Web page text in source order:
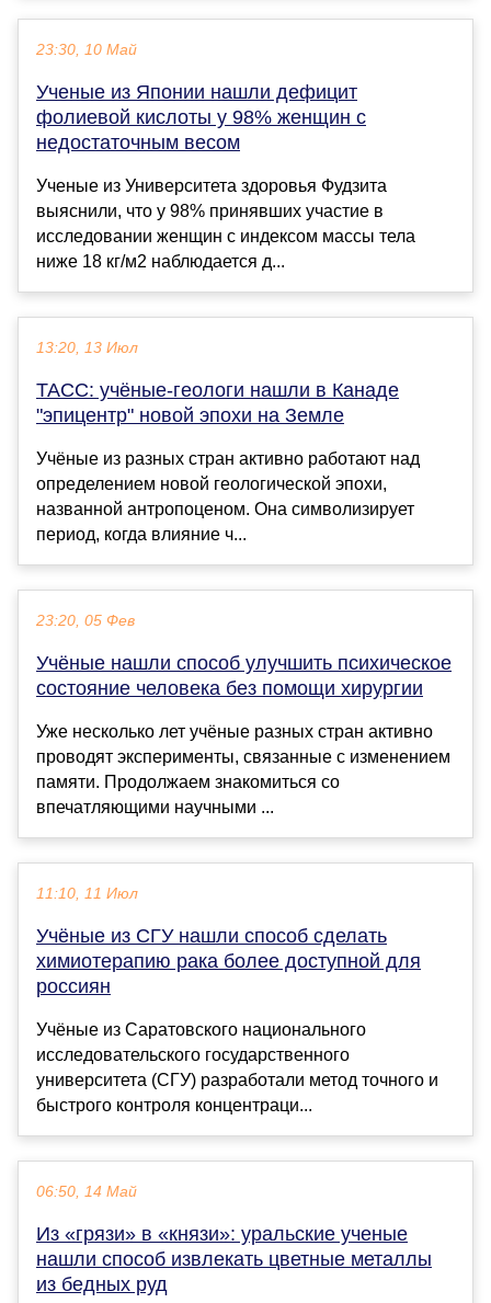
23:30, 10 Май
Ученые из Японии нашли дефицит
фолиевой кислоты у 98% женщин с
недостаточным весом
Ученые из Университета здоровья Фудзита
выяснили, что у 98% принявших участие в
исследовании женщин с индексом массы тела
ниже 18 кг/м2 наблюдается д...
13:20, 13 Июл
ТАСС: учёные-геологи нашли в Канаде
"эпицентр" новой эпохи на Земле
Учёные из разных стран активно работают над
определением новой геологической эпохи,
названной антропоценом. Она символизирует
период, когда влияние ч...
23:20, 05 Фев
Учёные нашли способ улучшить психическое
состояние человека без помощи хирургии
Уже несколько лет учёные разных стран активно
проводят эксперименты, связанные с изменением
памяти. Продолжаем знакомиться со
впечатляющими научными ...
11:10, 11 Июл
Учёные из СГУ нашли способ сделать
химиотерапию рака более доступной для
россиян
Учёные из Саратовского национального
исследовательского государственного
университета (СГУ) разработали метод точного и
быстрого контроля концентраци...
06:50, 14 Май
Из «грязи» в «князи»: уральские ученые
нашли способ извлекать цветные металлы
из бедных руд